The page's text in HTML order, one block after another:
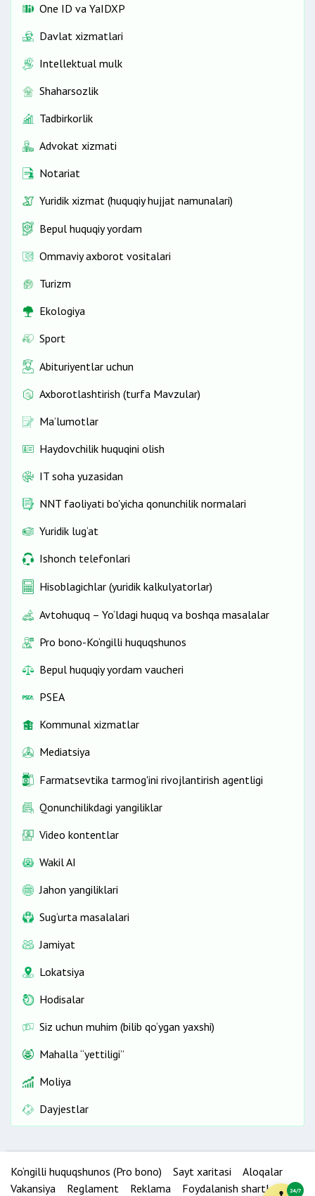
One ID vа YaIDXP
Davlat xizmatlari
Intellektual mulk
Shaharsozlik
Tadbirkorlik
Advokat xizmati
Notariat
Yuridik xizmat (huquqiy hujjat namunalari)
Bepul huquqiy yordam
Ommaviy axborot vositalari
Turizm
Ekologiya
Sport
Abituriyentlar uchun
Axborotlashtirish (turfa Mavzular)
Ma’lumotlar
Haydovchilik huquqini olish
IT soha yuzasidan
NNT faoliyati bo'yicha qonunchilik normalari
Yuridik lug‘at
Ishonch telefonlari
Hisoblagichlar (yuridik kalkulyatorlar)
Avtohuquq – Yo‘ldagi huquq va boshqa masalalar
Pro bono-Ko‘ngilli huquqshunos
Bepul huquqiy yordam vaucheri
PSEA
Kommunal xizmatlar
Mediatsiya
Farmatsevtika tarmog'ini rivojlantirish agentligi
Qonunchilikdagi yangiliklar
Video kontentlar
Wakil AI
Jahon yangiliklari
Sug‘urta masalalari
Jamiyat
Lokatsiya
Hodisalar
Siz uchun muhim (bilib qo‘ygan yaxshi)
Mahalla “yettiligi”
Moliya
Dayjestlar
Ko‘ngilli huquqshunos (Pro bono) Sayt xaritasi
Aloqalar
Vakansiya
Reglament Reklama Foydalanish shartlari 24/7